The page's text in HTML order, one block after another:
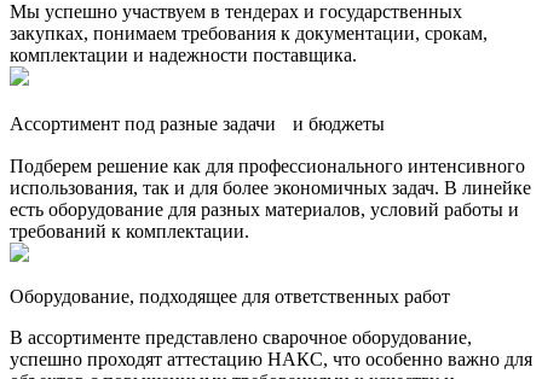
Мы успешно участвуем в тендерах и государственных
закупках, понимаем требования к документации, срокам,
комплектации и надежности поставщика.
Ассортимент под разные задачи и бюджеты
Подберем решение как для профессионального интенсивного
использования, так и для более экономичных задач. В линейке
есть оборудование для разных материалов, условий работы и
требований к комплектации.
Оборудование, подходящее для ответственных работ
В ассортименте представлено сварочное оборудование,
успешно проходят аттестацию НАКС, что особенно важно для